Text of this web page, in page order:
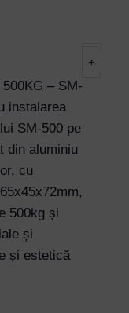
-
+
– SM-
instalarea
SM-500 pe
din aluminiu
cu
500kg și
și
și estetică